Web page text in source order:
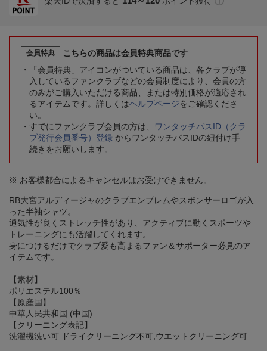
会員特典
こちらの商品は会員特典商品です
「会員特典」アイコンがついている商品は、各クラブが導
入しているファンクラブなどの会員制度により、会員の方
のみがご購入いただける商品、または特別価格が適応され
るアイテムです。詳しくはヘルプページをご確認くださ
い。
すでにファンクラブ会員の方は、
ワンタッチパスID（クラ
ブ発行会員番号）登録 からワンタッチパスIDの紐付け手
続きをお願いします。
※ お客様都合によるキャンセルはお受けできません。
RB大宮アルディージャのクラブエンブレムやスポンサーロゴが入
った半袖シャツ。
通気性が良くストレッチ性があり、アクティブに動くスポーツや
トレーニングにも活躍してくれます。
身につけるだけでクラブ愛も高まるファン＆サポーター必見のア
イテムです。
【素材】
ポリエステル100％
【原産国】
中華人民共和国 (中国)
【クリーニング表記】
洗濯機洗い可 ドライクリーニング不可,ウエットクリーニング可